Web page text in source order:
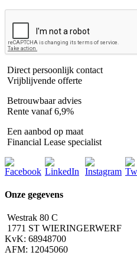
Direct persoonlijk contact
Vrijblijvende offerte
Betrouwbaar advies
Rente vanaf 6,9%
Een aanbod op maat
Financial Lease specialist
Onze gegevens
Westrak 80 C
1771 ST WIERINGERWERF
KvK: 68948700
AFM: 12045060